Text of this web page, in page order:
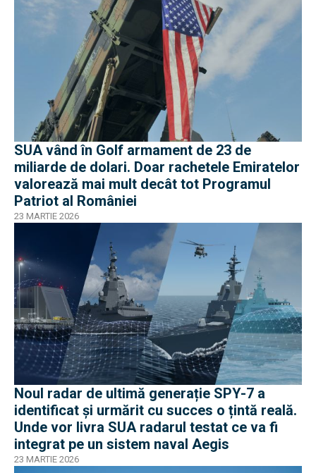
SUA vând în Golf armament de 23 de
miliarde de dolari. Doar rachetele Emiratelor
valorează mai mult decât tot Programul
Patriot al României
23 MARTIE 2026
Noul radar de ultimă generație SPY-7 a
identificat și urmărit cu succes o țintă reală.
Unde vor livra SUA radarul testat ce va fi
integrat pe un sistem naval Aegis
23 MARTIE 2026